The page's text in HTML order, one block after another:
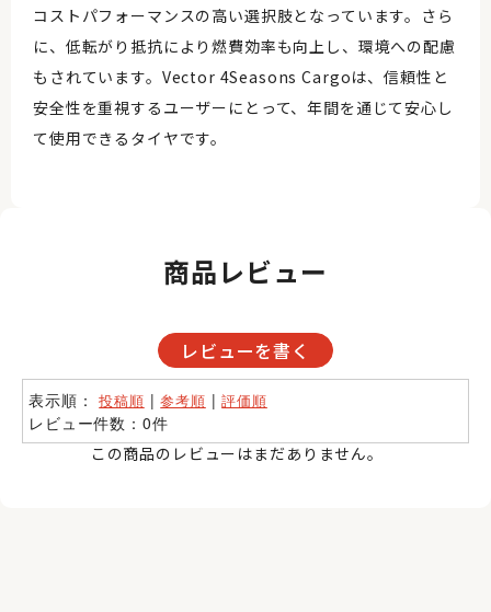
コストパフォーマンスの高い選択肢となっています。さら
に、低転がり抵抗により燃費効率も向上し、環境への配慮
もされています。Vector 4Seasons Cargoは、信頼性と
安全性を重視するユーザーにとって、年間を通じて安心し
て使用できるタイヤです。
商品レビュー
レビューを書く
表示順：投稿順 |参考順 |評価順
レビュー件数：0件
この商品のレビューはまだありません。